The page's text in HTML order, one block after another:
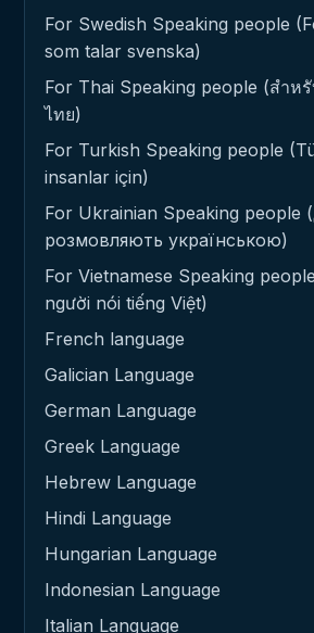
For Swedish Speaking people
som talar svenska)
For Thai Speaking people (สำห
ไทย)
For Turkish Speaking people
insanlar için)
For Ukrainian Speaking people
розмовляють українською)
For Vietnamese Speaking
người nói tiếng Việt)
French language
Galician Language
German Language
Greek Language
Hebrew Language
Hindi Language
Hungarian Language
Indonesian Language
Italian Language